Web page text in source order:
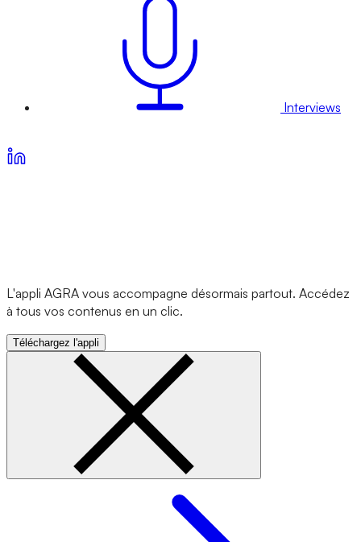
Interviews
L'appli AGRA vous accompagne désormais partout. Accédez
à tous vos contenus en un clic.
Téléchargez l'appli